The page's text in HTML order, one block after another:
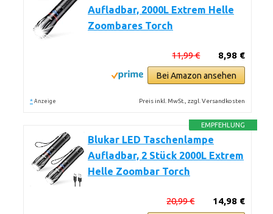
Aufladbar, 2000L Extrem Helle
Zoombares Torch
8,98 €
11,99 €
Bei Amazon ansehen
* Anzeige Preis inkl. MwSt., zzgl. Versandkosten
EMPFEHLUNG
Blukar LED Taschenlampe
Aufladbar, 2 Stück 2000L Extrem
Helle Zoombar Torch
14,98 €
20,99 €